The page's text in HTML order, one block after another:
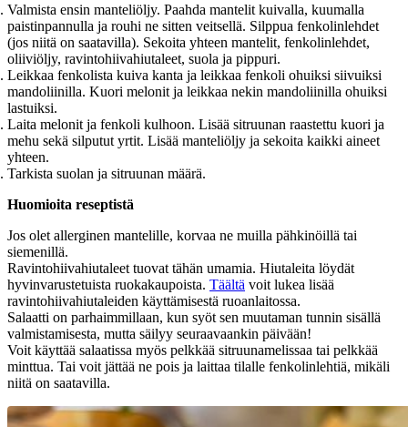
Valmista ensin manteliöljy. Paahda mantelit kuivalla, kuumalla
paistinpannulla ja rouhi ne sitten veitsellä. Silppua fenkolinlehdet
(jos niitä on saatavilla). Sekoita yhteen mantelit, fenkolinlehdet,
oliiviöljy, ravintohiivahiutaleet, suola ja pippuri.
Leikkaa fenkolista kuiva kanta ja leikkaa fenkoli ohuiksi siivuiksi
mandoliinilla. Kuori melonit ja leikkaa nekin mandoliinilla ohuiksi
lastuiksi.
Laita melonit ja fenkoli kulhoon. Lisää sitruunan raastettu kuori ja
mehu sekä silputut yrtit. Lisää manteliöljy ja sekoita kaikki aineet
yhteen.
Tarkista suolan ja sitruunan määrä.
Huomioita reseptistä
Jos olet allerginen mantelille, korvaa ne muilla pähkinöillä tai
siemenillä.
Ravintohiivahiutaleet tuovat tähän umamia. Hiutaleita löydät
hyvinvarustetuista ruokakaupoista. Täältä voit lukea lisää
ravintohiivahiutaleiden käyttämisestä ruoanlaitossa.
Salaatti on parhaimmillaan, kun syöt sen muutaman tunnin sisällä
valmistamisesta, mutta säilyy seuraavaankin päivään!
Voit käyttää salaatissa myös pelkkää sitruunamelissaa tai pelkkää
minttua. Tai voit jättää ne pois ja laittaa tilalle fenkolinlehtiä, mikäli
niitä on saatavilla.